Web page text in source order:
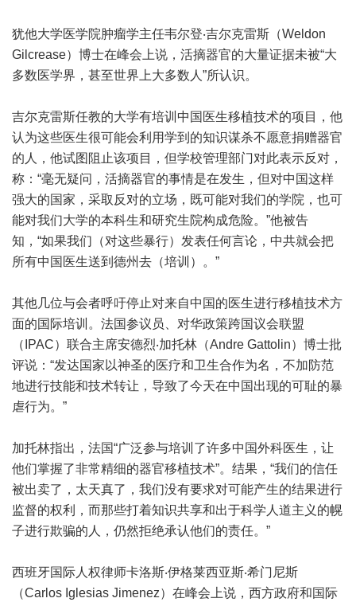
犹他大学医学院肿瘤学主任韦尔登‧吉尔克雷斯（Weldon
Gilcrease）博士在峰会上说，活摘器官的大量证据未被“大
多数医学界，甚至世界上大多数人”所认识。
吉尔克雷斯任教的大学有培训中国医生移植技术的项目，他
认为这些医生很可能会利用学到的知识谋杀不愿意捐赠器官
的人，他试图阻止该项目，但学校管理部门对此表示反对，
称：“毫无疑问，活摘器官的事情是在发生，但对中国这样
强大的国家，采取反对的立场，既可能对我们的学院，也可
能对我们大学的本科生和研究生院构成危险。”他被告
知，“如果我们（对这些暴行）发表任何言论，中共就会把
所有中国医生送到德州去（培训）。”
其他几位与会者呼吁停止对来自中国的医生进行移植技术方
面的国际培训。法国参议员、对华政策跨国议会联盟
（IPAC）联合主席安德烈‧加托林（Andre Gattolin）博士批
评说：“发达国家以神圣的医疗和卫生合作为名，不加防范
地进行技能和技术转让，导致了今天在中国出现的可耻的暴
虐行为。”
加托林指出，法国“广泛参与培训了许多中国外科医生，让
他们掌握了非常精细的器官移植技术”。结果，“我们的信任
被出卖了，太天真了，我们没有要求对可能产生的结果进行
监督的权利，而那些打着知识共享和出于科学人道主义的幌
子进行欺骗的人，仍然拒绝承认他们的责任。”
西班牙国际人权律师卡洛斯‧伊格莱西亚斯‧希门尼斯
（Carlos Iglesias Jimenez）在峰会上说，西方政府和国际